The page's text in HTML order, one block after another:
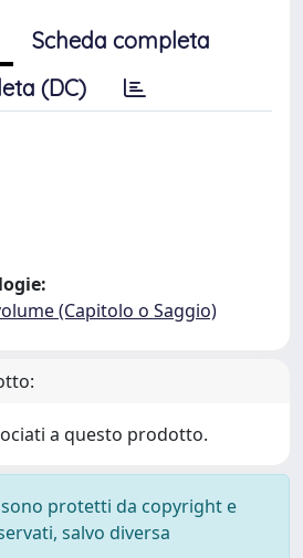
Scheda completa
(DC)
(Capitolo o Saggio)
a questo prodotto.
protetti da copyright e
salvo diversa